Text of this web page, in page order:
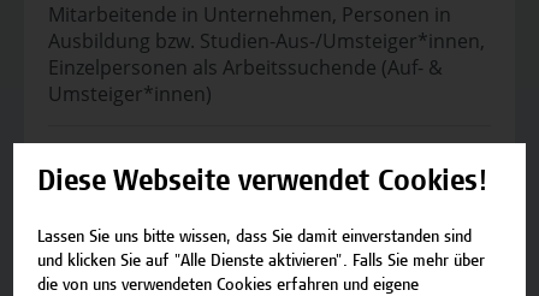
Mitarbeitende in Unternehmen, Personen in
Ausbildung bzw. Studien-Aus-/Umsteiger*innen,
Einzelpersonen als Arbeitssuchende (Auf- &
Umsteiger*innen)
Endprüfung, Teilnahmebestätigung
Kooperationen
ETC – Enterprise Training Center
Diese Webseite verwendet Cookies!
Lassen Sie uns bitte wissen, dass Sie damit einverstanden sind
und klicken Sie auf "Alle Dienste aktivieren". Falls Sie mehr über
die von uns verwendeten Cookies erfahren und eigene